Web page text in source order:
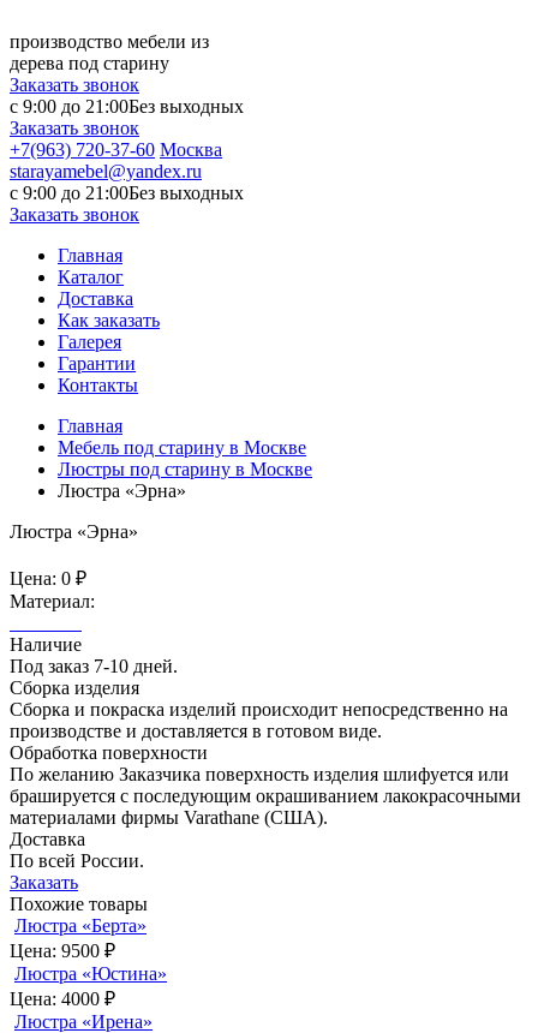
производство мебели из
дерева под старину
Заказать звонок
с 9:00 до 21:00Без выходных
Заказать звонок
+7(963) 720-37-60 Москва
starayamebel@yandex.ru
с 9:00 до 21:00Без выходных
Заказать звонок
Главная
Каталог
Доставка
Как заказать
Галерея
Гарантии
Контакты
Главная
Мебель под старину в Москве
Люстры под старину в Москве
Люстра «Эрна»
Люстра «Эрна»
Цена: 0 ₽
Материал:
Наличие
Под заказ 7-10 дней.
Сборка изделия
Сборка и покраска изделий происходит непосредственно на
производстве и доставляется в готовом виде.
Обработка поверхности
По желанию Заказчика поверхность изделия шлифуется или
брашируется с последующим окрашиванием лакокрасочными
материалами фирмы Varathane (США).
Доставка
По всей России.
Заказать
Похожие товары
Люстра «Берта»
Цена: 9500 ₽
Люстра «Юстина»
Цена: 4000 ₽
Люстра «Ирена»